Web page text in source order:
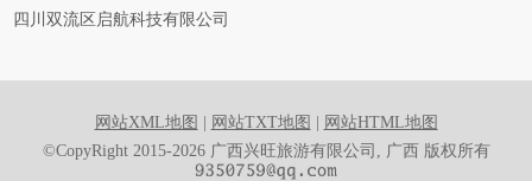
四川双流区启航科技有限公司
网站XML地图 网站TXT地图
网站HTML地图
©CopyRight 2015-2026 广西兴旺旅游有限公司, 广西 版权所有